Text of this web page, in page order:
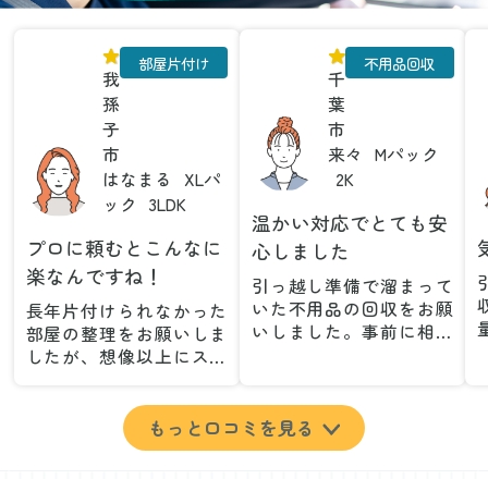
我
孫
子
市
はなまる
XLパ
ック
3LDK
部屋片付け
プロに頼むとこんなに
楽なんですね！
長年片付けられなかった
部屋の整理をお願いしま
したが、想像以上にスム
が集めた物や古い家具が
多く、自分たちだけでは
どうにもならない状態で
千
葉
市
来々
Mパック
2K
不用品回収
温かい対応でとても安
心しました
引っ越し準備で溜まって
いた不用品の回収をお願
いしました。事前に相談
とができました。特に、
古い家具や壊れた家電な
ど、処分が難しいものが
もっと口コミを見る